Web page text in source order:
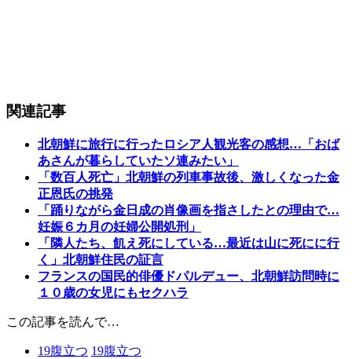
関連記事
北朝鮮に旅行に行ったロシア人観光客の感想…「おば
あさんが暮らしていたソ連みたい」
「数百人死亡」北朝鮮の列車事故後、激しくなった金
正恩氏の挑発
「踊りながら金日成の肖像画を指さしたとの理由で…
妊娠６カ月の妊婦公開処刑」
「隣人たち、飢え死にしている…最近は山に死にに行
く」北朝鮮住民の証言
フランスの国民的俳優ドパルデュー、北朝鮮訪問時に
１０歳の女児にもセクハラ
この記事を読んで…
19腹立つ 19腹立つ